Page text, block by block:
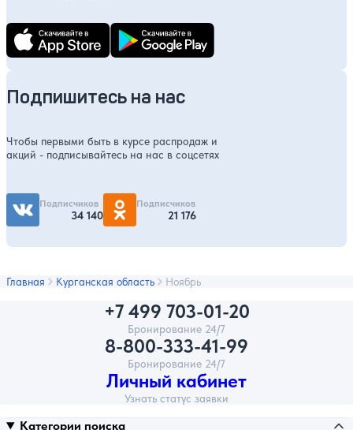
Подпишитесь на нас
Чтобы первыми быть в курсе распродаж и
акций - подписывайтесь на нас в соцсетях
Подписчиков
34 140
Подписчиков
21 176
Главная Курганская область Ноябрь
+7 499 703-01-20
Бронирование 24/7
8-800-333-41-99
Бронирование 24/7
Личный кабинет
Узнать статус заявки
Категории поиска